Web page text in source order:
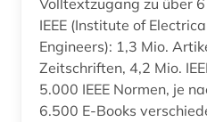
Volltextzugang zu über
IEEE (Institute of
Engineers): 1,3 Mio.
Zeitschriften, 4,2 Mio.
5.000 IEEE Normen, je nach Lizenzumfang:
6.500 E-Books verschiedener Verlage (u.a.